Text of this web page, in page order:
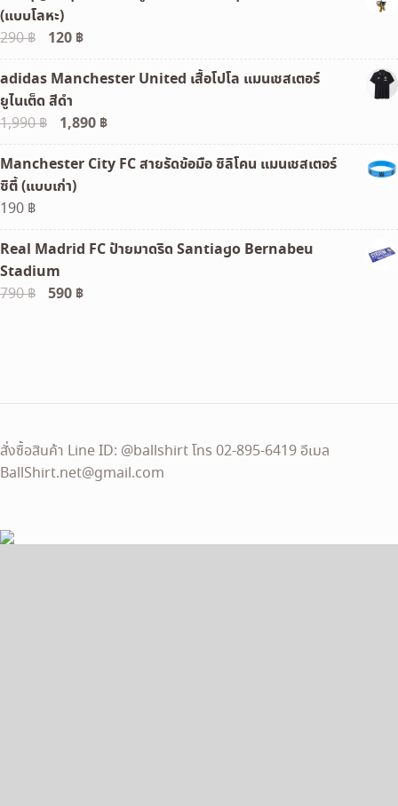
(แบบโลหะ)
290฿
Original
price
was:
290 ฿.
120 ฿Current
price
is:
adidas Manchester United เสื้อโปโล แมนเชสเตอร์
ยูไนเต็ด สีดำ
1,990฿
Original
price
was:
1,990 ฿.
1,890 ฿Current
price
is:
Manchester City FC สายรัดข้อมือ ซิลิโคน แมนเชสเตอร์
ซิตี้ (แบบเก่า)
190 ฿
Real Madrid FC ป้ายมาดริด Santiago Bernabeu
Stadium
790฿
Original
590 ฿Current
สั่งซื้อสินค้า Line ID: @ballshirt โทร 02-895-6419 อีเมล
BallShirt.net@gmail.com